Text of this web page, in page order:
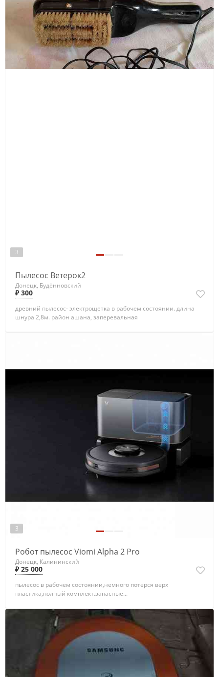
3
Пылесос Ветерок2
Донецк, Будённовский
₽ 300
древний пылесос- электрощетка в рабочем состоянии. длина
шнура 2,8м. район ашана, заперевальная
3
Робот пылесос Viomi Alpha 2 Pro
Донецк, Калининский
₽ 25 000
пылесос в рабочем состоянии,немного потерся верх
пластика,полный комплект.запасные...